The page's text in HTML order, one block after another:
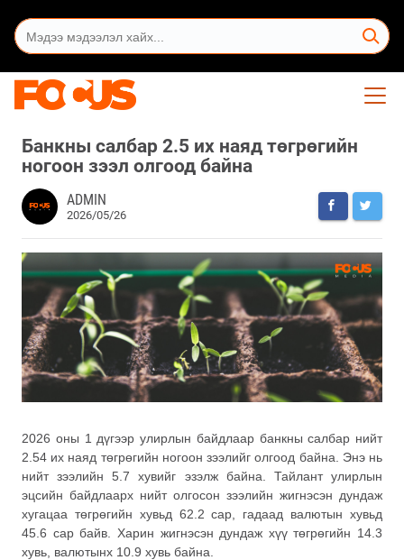
Банкны салбар 2.5 их наяд төгрөгийн
ногоон зээл олгоод байна
ADMIN
2026/05/26
2026 оны 1 дүгээр улирлын байдлаар банкны салбар нийт
2.54 их наяд төгрөгийн ногоон зээлийг олгоод байна. Энэ нь
нийт зээлийн 5.7 хувийг эзэлж байна. Тайлант улирлын
эцсийн байдлаарх нийт олгосон зээлийн жигнэсэн дундаж
хугацаа төгрөгийн хувьд 62.2 сар, гадаад валютын хувьд
45.6 сар байв. Харин жигнэсэн дундаж хүү төгрөгийн 14.3
хувь, валютынх 10.9 хувь байна.